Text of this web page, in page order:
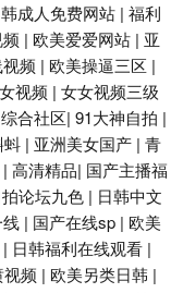
成人免费网站 | 福利
| 欧美爱爱网站 | 亚
频 | 欧美操逼三区 |
视频 | 女女视频三级
合社区| 91大神自拍 |
蚪 | 亚洲美女国产 | 青
| 高清精品| 国产主播福
论坛九色 | 日韩中文
| 国产在线sp | 欧美
| 日韩福利在线观看 |
频 | 欧美另类日韩 |